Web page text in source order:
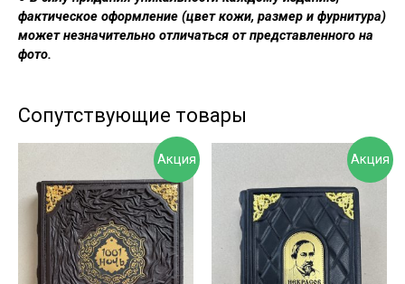
фактическое оформление (цвет кожи, размер и фурнитура)
может незначительно отличаться от представленного на
фото.
Сопутствующие товары
Акция Акция